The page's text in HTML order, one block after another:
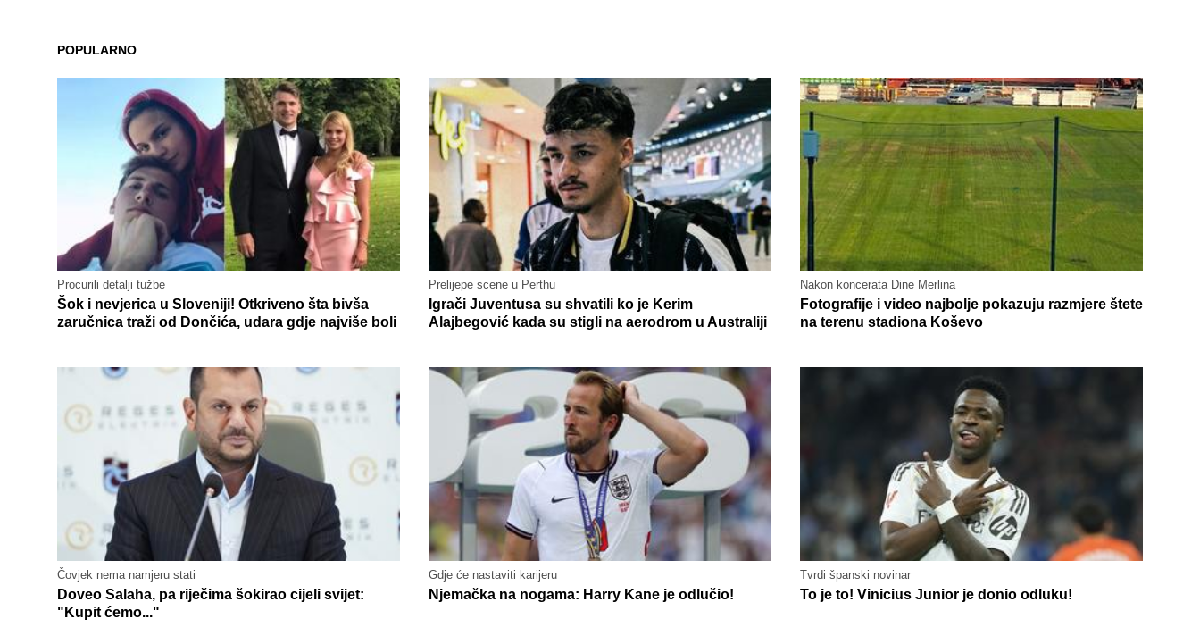
POPULARNO
Procurili detalji tužbe
Šok i nevjerica u Sloveniji! Otkriveno šta bivša
zaručnica traži od Dončića, udara gdje najviše boli
Prelijepe scene u Perthu
Igrači Juventusa su shvatili ko je Kerim
Alajbegović kada su stigli na aerodrom u Australiji
Nakon koncerata Dine Merlina
Fotografije i video najbolje pokazuju razmjere štete
na terenu stadiona Koševo
Čovjek nema namjeru stati
Doveo Salaha, pa riječima šokirao cijeli svijet:
"Kupit ćemo..."
Gdje će nastaviti karijeru
Njemačka na nogama: Harry Kane je odlučio!
Tvrdi španski novinar
To je to! Vinicius Junior je donio odluku!